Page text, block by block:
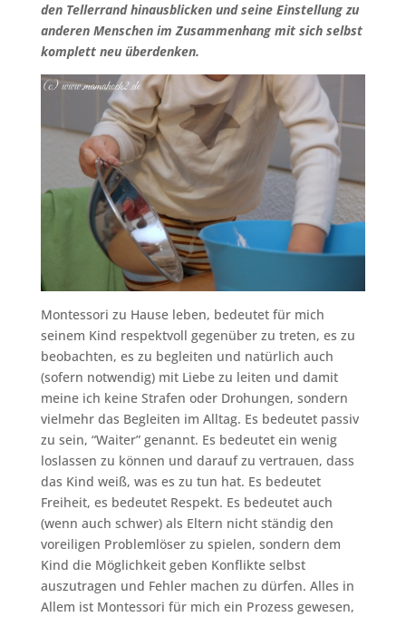
den Tellerrand hinausblicken und seine Einstellung zu
anderen Menschen im Zusammenhang mit sich selbst
komplett neu überdenken.
Montessori zu Hause leben, bedeutet für mich
seinem Kind respektvoll gegenüber zu treten, es zu
beobachten, es zu begleiten und natürlich auch
(sofern notwendig) mit Liebe zu leiten und damit
meine ich keine Strafen oder Drohungen, sondern
vielmehr das Begleiten im Alltag. Es bedeutet passiv
zu sein, “Waiter” genannt. Es bedeutet ein wenig
loslassen zu können und darauf zu vertrauen, dass
das Kind weiß, was es zu tun hat. Es bedeutet
Freiheit, es bedeutet Respekt. Es bedeutet auch
(wenn auch schwer) als Eltern nicht ständig den
voreiligen Problemlöser zu spielen, sondern dem
Kind die Möglichkeit geben Konflikte selbst
auszutragen und Fehler machen zu dürfen. Alles in
Allem ist Montessori für mich ein Prozess gewesen,